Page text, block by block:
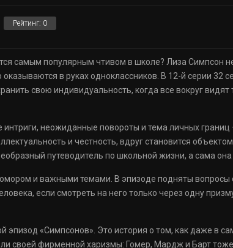
Рейтинг: 0
самым популярным чтивом в школе? Лиза Симпсон
в руках одноклассников. В 12-й серии 32
свою индивидуальность, когда все вокруг
неожиданные повороты и тема личных границ
и честность, вдруг становится
путеводитель по школьной жизни, а сама
и важными темами. В эпизоде подняты
если смотреть на него только через одну
эпизод «Симпсонов». Это история о том, как даже в
своей фирменной харизмы: Гомер, Мардж и Барт